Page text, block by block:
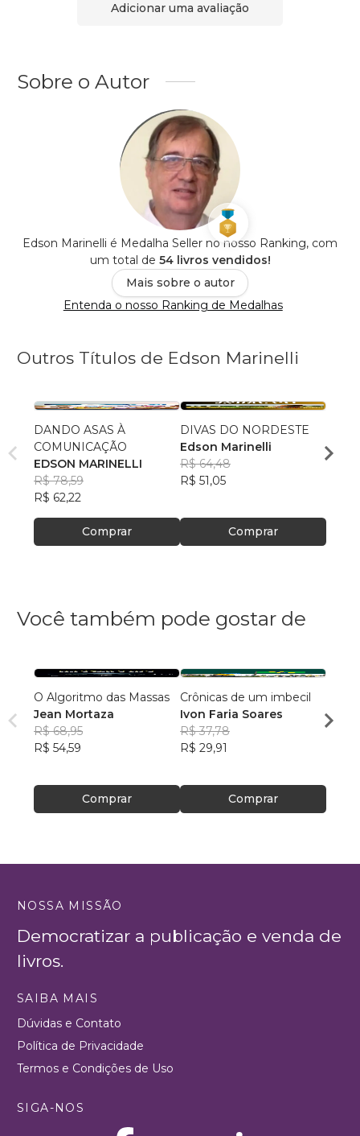
Adicionar uma avaliação
Sobre o Autor
Edson Marinelli é Medalha Seller no nosso Ranking, com
um total de 54 livros vendidos!
Mais sobre o autor
Entenda o nosso Ranking de Medalhas
Outros Títulos de Edson Marinelli
DANDO ASAS À
COMUNICAÇÃO
EDSON MARINELLI
R$ 78,59
R$ 62,22
Comprar
DIVAS DO NORDESTE
Edson Marinelli
R$ 64,48
R$ 51,05
Comprar
Você também pode gostar de
O Algoritmo das Massas
Jean Mortaza
R$ 68,95
R$ 54,59
Comprar
Crônicas de um imbecil
Ivon Faria Soares
R$ 37,78
R$ 29,91
Comprar
NOSSA MISSÃO
Democratizar a publicação e venda de
livros.
SAIBA MAIS
Dúvidas e Contato
Política de Privacidade
Termos e Condições de Uso
SIGA-NOS